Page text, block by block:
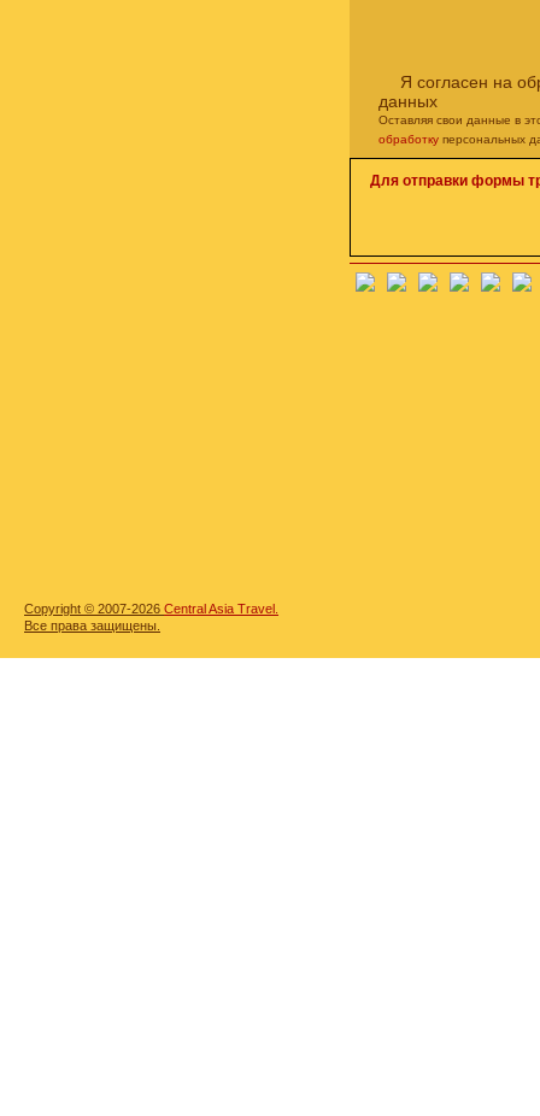
Я согласен на
данных
Оставляя свои данные в
обработку персональных
Для отправки формы
Copyright © 2007-2026 Central Asia Travel.
Все права защищены.